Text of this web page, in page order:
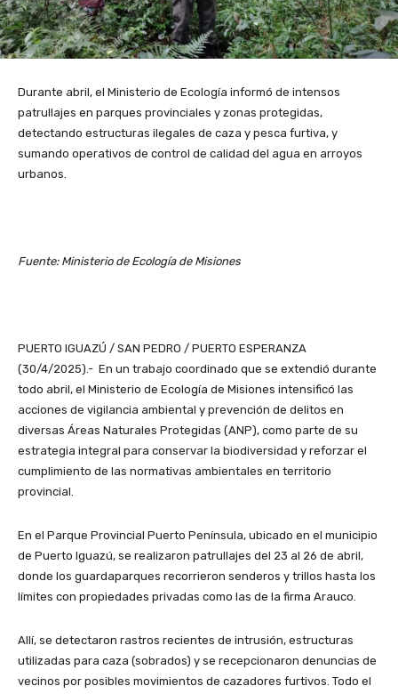
Durante abril, el Ministerio de Ecología informó de intensos
patrullajes en parques provinciales y zonas protegidas,
detectando estructuras ilegales de caza y pesca furtiva, y
sumando operativos de control de calidad del agua en arroyos
urbanos.
Fuente: Ministerio de Ecología de Misiones
PUERTO IGUAZÚ / SAN PEDRO / PUERTO ESPERANZA
(30/4/2025).- En un trabajo coordinado que se extendió durante
todo abril, el Ministerio de Ecología de Misiones intensificó las
acciones de vigilancia ambiental y prevención de delitos en
diversas Áreas Naturales Protegidas (ANP), como parte de su
estrategia integral para conservar la biodiversidad y reforzar el
cumplimiento de las normativas ambientales en territorio
provincial.
En el Parque Provincial Puerto Península, ubicado en el municipio
de Puerto Iguazú, se realizaron patrullajes del 23 al 26 de abril,
donde los guardaparques recorrieron senderos y trillos hasta los
límites con propiedades privadas como las de la firma Arauco.
Allí, se detectaron rastros recientes de intrusión, estructuras
utilizadas para caza (sobrados) y se recepcionaron denuncias de
vecinos por posibles movimientos de cazadores furtivos. Todo el